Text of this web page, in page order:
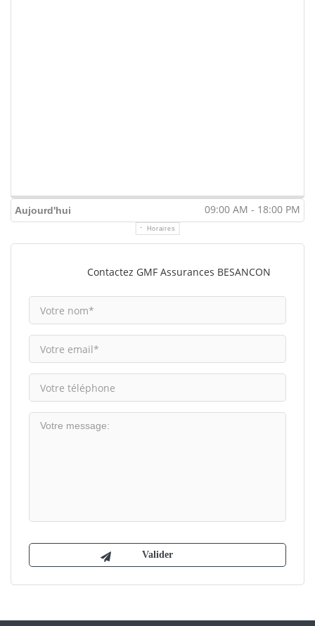
Aujourd'hui 09:00 AM - 18:00 PM
Horaires
Contactez GMF Assurances BESANCON